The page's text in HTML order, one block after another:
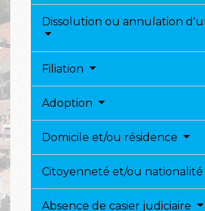
Dissolution ou annulation
Filiation
Adoption
Domicile et/ou résidence
Citoyenneté et/ou nationalité
Absence de casier judiciaire